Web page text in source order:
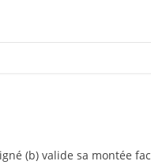
(b) valide sa montée